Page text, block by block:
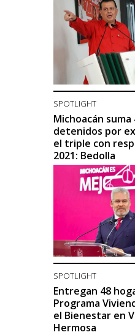
SPOTLIGHT
Michoacán suma
detenidos por
el triple con
2021: Bedolla
SPOTLIGHT
Entregan 48
Programa
el Bienestar en
Hermosa